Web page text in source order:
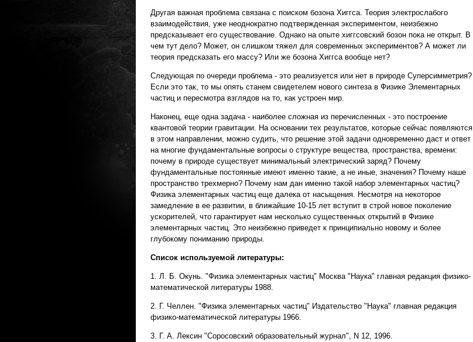
Другая важная проблема связана с поиском бозона Хиггса. Теория электрослабого
взаимодействия, уже неоднократно подтвержденная экспериментом, неизбежно
предсказывает его существование. Однако на опыте хиггсовский бозон пока не открыт. В
чем тут дело? Может, он слишком тяжел для современных экспериментов? А может ли
теория предсказать его массу? Или же бозона Хиггса вообще нет?
Следующая по очереди проблема - это реализуется или нет в природе Суперсимметрия?
Если это так, то мы опять станем свидетелем нового синтеза в Физике Элементарных
частиц и пересмотра взглядов на то, как устроен мир.
Наконец, еще одна задача - наиболее сложная из перечисленных - это построение
квантовой теории гравитации. На основании тех результатов, которые сейчас появляются
в этом направлении, можно судить, что решение этой задачи одновременно даст и ответ
на многие фундаментальные вопросы о структуре вещества, пространства, времени:
почему в природе существует минимальный электрический заряд? Почему
фундаментальные постоянные имеют именно такие, а не иные, значения? Почему наше
пространство трехмерно? Почему нам дан именно такой набор элементарных частиц?
Физика элементарных частиц еще далека от насыщения. Несмотря на некоторое
замедление в ее развитии, в ближайшие 10-15 лет вступит в строй новое поколение
ускорителей, что гарантирует нам несколько существенных открытий в Физике
элементарных частиц. Это неизбежно приведет к принципиально новому и более
глубокому пониманию природы.
Список используемой литературы:
1. Л. Б. Окунь. "Физика элементарных частиц" Москва "Наука" главная редакция физико-
математической литературы 1988.
2. Г. Челлен. "Физика элементарных частиц" Издательство "Наука" главная редакция
физико-математической литературы 1966.
3. Г. А. Лексин "Соросовский образовательный журнал", N 12, 1996.